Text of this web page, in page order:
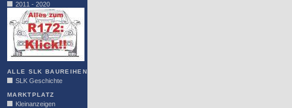
2011 - 2020
ALLE SLK BAUREIHEN
SLK Geschichte
MARKTPLATZ
Kleinanzeigen